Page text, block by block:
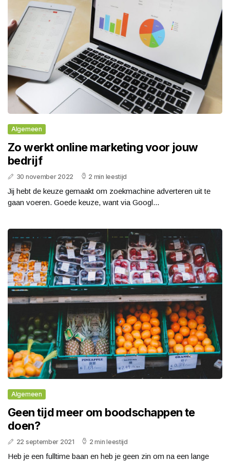
Algemeen
Zo werkt online marketing voor jouw
bedrijf
30 november 2022 2 min leestijd
Jij hebt de keuze gemaakt om zoekmachine adverteren uit te
gaan voeren. Goede keuze, want via Googl...
Algemeen
Geen tijd meer om boodschappen te
doen?
22 september 2021 2 min leestijd
Heb je een fulltime baan en heb je geen zin om na een lange